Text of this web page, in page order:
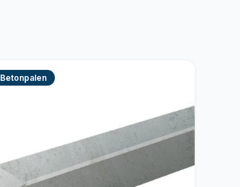
Betonpalen